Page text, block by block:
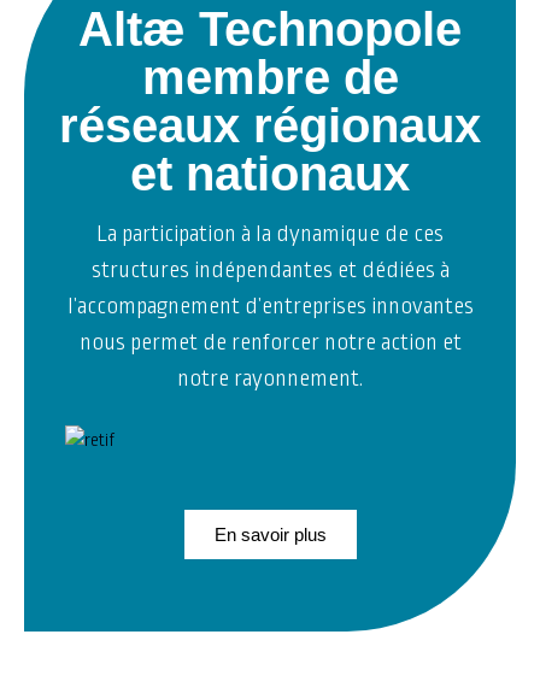
Altæ Technopole
membre de
réseaux régionaux
et nationaux
La participation à la dynamique de ces
structures indépendantes et dédiées à
l’accompagnement d’entreprises innovantes
nous permet de renforcer notre action et
notre rayonnement.
En savoir plus